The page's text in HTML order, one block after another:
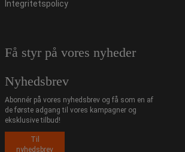
Integritetspolicy
Få styr på vores nyheder
Nyhedsbrev
Abonnér på vores nyhedsbrev og få som en af
de første adgang til vores kampagner og
eksklusive tilbud!
Til
nyhedsbrev